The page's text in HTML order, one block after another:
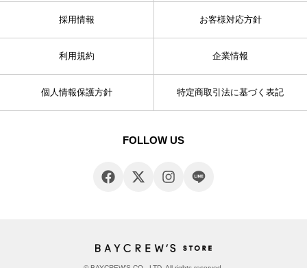
採用情報 お客様対応方針
利用規約 企業情報
個人情報保護方針 特定商取引法に基づく表記
FOLLOW US